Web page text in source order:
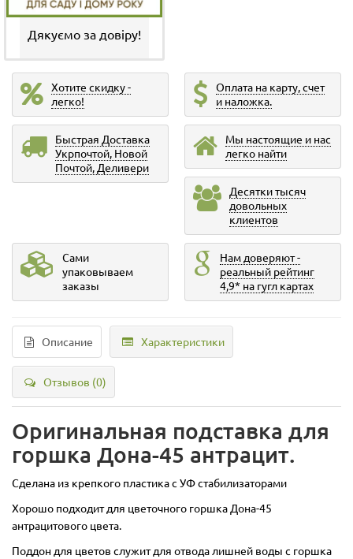
Дякуємо за довіру!
Хотите скидку -
легко!
Оплата на карту, счет
и наложка.
Быстрая Доставка
Укрпочтой, Новой
Почтой, Деливери
Мы настоящие и нас
легко найти
Десятки тысяч
довольных
клиентов
Сами
упаковываем
заказы
Нам доверяют -
реальный рейтинг
4,9* на гугл картах
Описание Характеристики
Отзывов (0)
Оригинальная подставка для
горшка Дона-45 антрацит.
Сделана из крепкого пластика с УФ стабилизаторами
Хорошо подходит для цветочного горшка Дона-45
антрацитового цвета.
Поддон для цветов служит для отвода лишней воды с горшка